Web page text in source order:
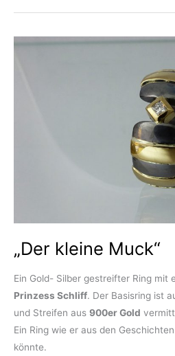
„Der kleine Muck“
Ein Gold- Silber gestreifter Ring mit
Prinzess Schliff. Der Basisring ist
und Streifen aus 900er Gold
Ein Ring wie er aus den
könnte.